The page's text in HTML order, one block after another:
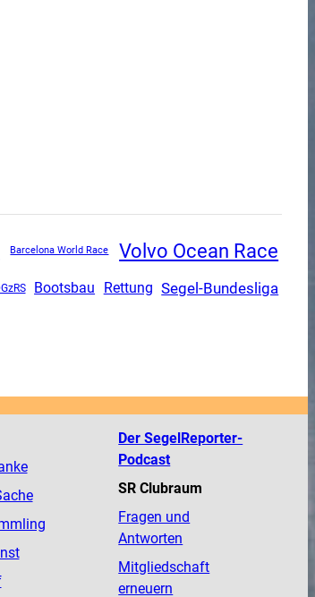
Barcelona World Race Volvo Ocean Race
Bootsbau Rettung Segel-Bundesliga
Der SegelReporter-
Podcast
SR Clubraum
Fragen und
Antworten
Mitgliedschaft
erneuern